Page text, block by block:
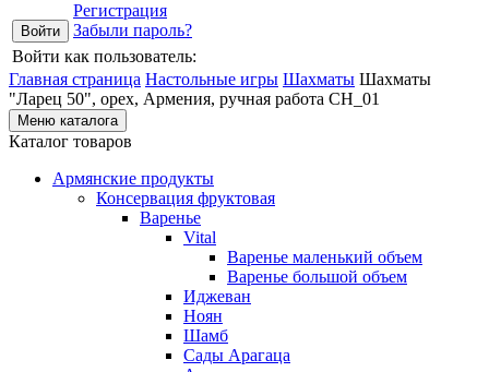
Регистрация
Забыли пароль?
Войти как пользователь:
Главная страница Настольные игры Шахматы Шахматы
"Ларец 50", орех, Армения, ручная работа СН_01
Меню каталога
Каталог товаров
Армянские продукты
Консервация фруктовая
Варенье
Vital
Варенье маленький объем
Варенье большой объем
Иджеван
Ноян
Шамб
Сады Арагаца